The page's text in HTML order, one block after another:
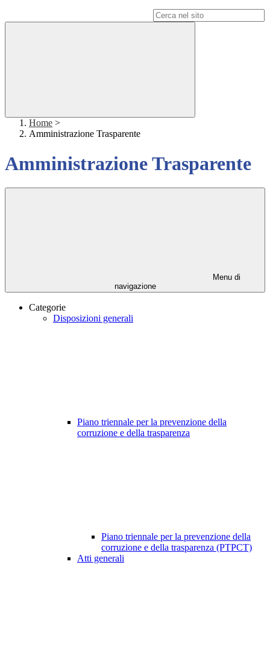
Home >
Amministrazione Trasparente
Amministrazione Trasparente
Menu di
navigazione
Categorie
Disposizioni generali
Piano triennale per la prevenzione della
corruzione e della trasparenza
Piano triennale per la prevenzione della
corruzione e della trasparenza (PTPCT)
Atti generali